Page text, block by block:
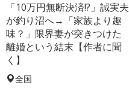
「10万円無断決済!?」誠実夫
が釣り沼へ→「家族より趣
味？」限界妻が突きつけた
離婚という結末【作者に聞
く】
全国